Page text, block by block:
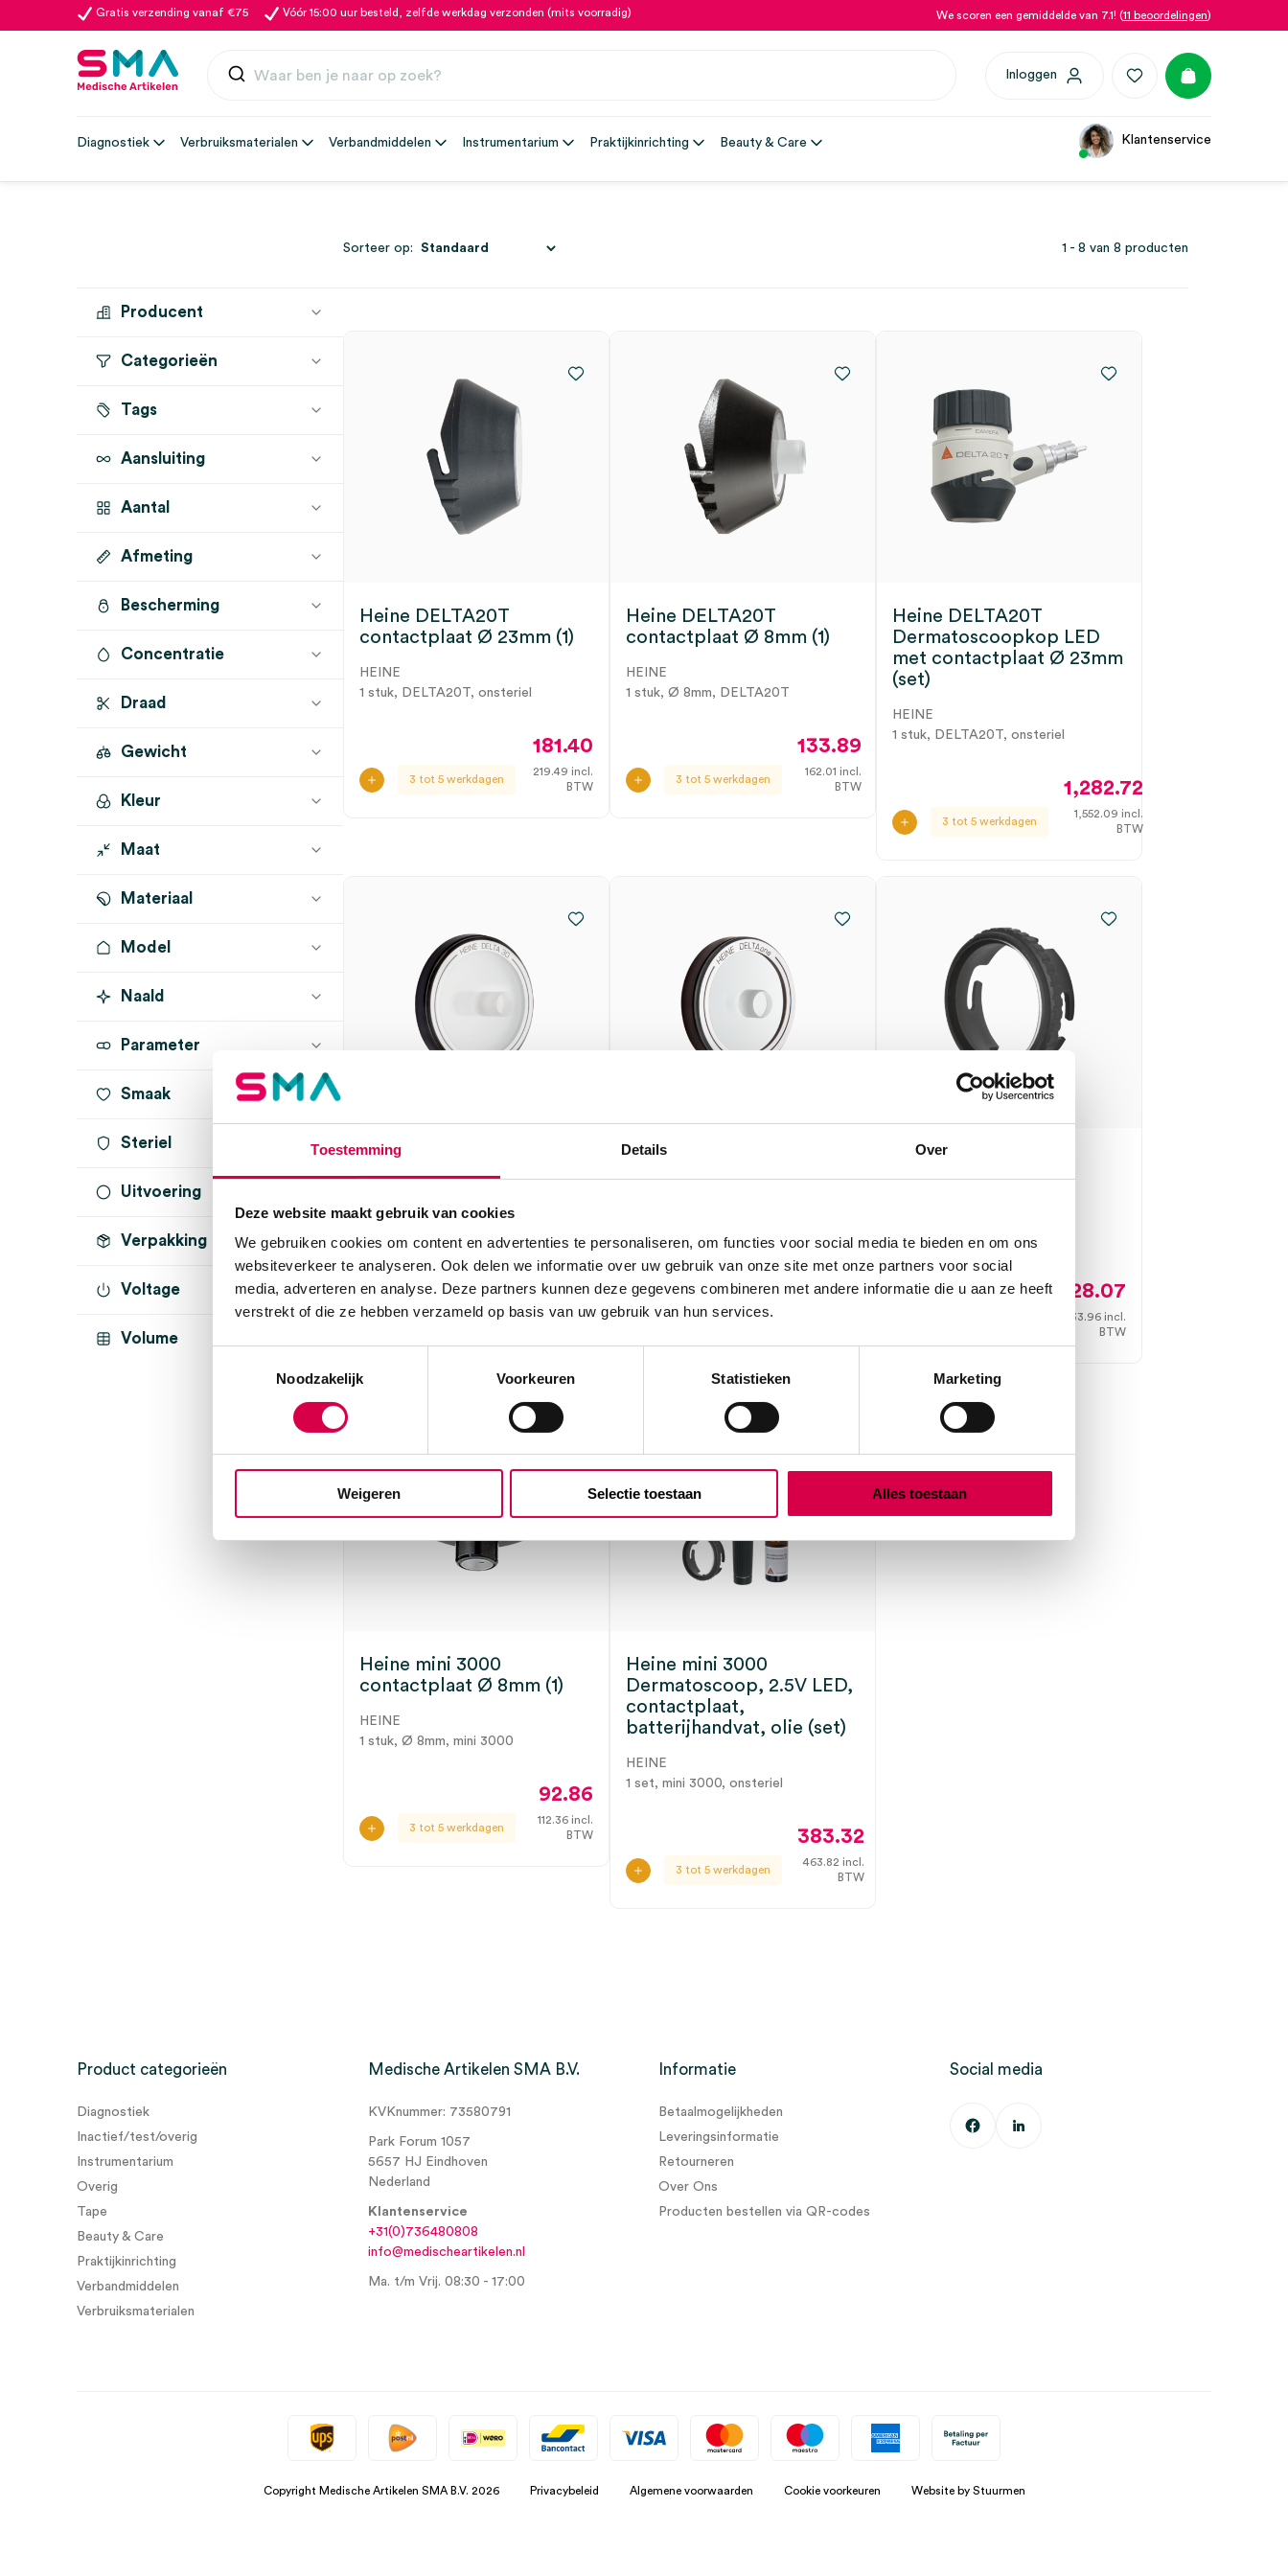
Toestemming Details Over
Deze website maakt gebruik van cookies
We gebruiken cookies om content en advertenties te personaliseren, om functies voor social media te bieden en om ons
websiteverkeer te analyseren. Ook delen we informatie over uw gebruik van onze site met onze partners voor social
media, adverteren en analyse. Deze partners kunnen deze gegevens combineren met andere informatie die u aan ze heeft
verstrekt of die ze hebben verzameld op basis van uw gebruik van hun services.
Noodzakelijk
Voorkeuren Statistieken Marketing
Weigeren Selectie toestaan Alles toestaan
Gratis verzending vanaf €75 Vóór 15:00 uur besteld, zelfde werkdag verzonden (mits voorradig) We scoren een gemiddelde van 7.1! (11 beoordelingen)
Inloggen
Diagnostiek Verbruiksmaterialen Verbandmiddelen Instrumentarium Praktijkinrichting Beauty & Care Klantenservice
Producent
HEINE (8)
Categorieën
Dermatoscopen
Tags
Aansluiting
Aantal
1 stuk (7)
Afmeting
Ø 8mm (2)
Bescherming
Concentratie
Draad
Gewicht
Kleur
Maat
Materiaal
Model
DELTA20T
DELTAone (1)
Naald
Parameter
Smaak
Steriel
onsteriel (8)
Uitvoering
contactplaat zonder
2.5V LED (1)
batterij (1)
Verpakking
Voltage
Volume
1 - 8 van 8 producten
Sorteer op:
Heine DELTA20T
contactplaat Ø 23mm (1)
HEINE
1 stuk, DELTA20T, onsteriel
3 tot 5 werkdagen
181.40
219.49 incl.
BTW
Heine DELTA20T
contactplaat Ø 8mm (1)
HEINE
1 stuk, Ø 8mm, DELTA20T
3 tot 5 werkdagen
133.89
162.01 incl.
BTW
Heine DELTA20T
Dermatoscoopkop LED
met contactplaat Ø 23mm
(set)
HEINE
1 stuk, DELTA20T, onsteriel
3 tot 5 werkdagen
1,282.72
1,552.09 incl.
BTW
Heine DELTA30 kleine
contactplaat (1)
HEINE
1 stuk, DELTA30, onsteriel
171.69
207.74
contactplaat (1)
1 stuk, DELTAone, onsteriel
171.69
contactplaat (1)
1 stuk, mini 3000, onsteriel
28.07
33.96 incl.
BTW
Heine mini 3000
contactplaat Ø 8mm (1)
HEINE
1 stuk, Ø 8mm, mini 3000
3 tot 5 werkdagen
92.86
112.36 incl.
BTW
Heine mini 3000
Dermatoscoop, 2.5V LED,
contactplaat,
batterijhandvat, olie (set)
HEINE
1 set, mini 3000, onsteriel
3 tot 5 werkdagen
383.32
463.82 incl.
BTW
Product categorieën
Diagnostiek
Inactief/test/overig
Instrumentarium
Overig
Tape
Beauty & Care
Praktijkinrichting
Verbandmiddelen
Verbruiksmaterialen
Medische Artikelen SMA B.V.
KVKnummer: 73580791
Park Forum 1057
5657 HJ Eindhoven
Nederland
Klantenservice
+31(0)736480808
info@medischeartikelen.nl
Ma. t/m Vrij. 08:30 - 17:00
Informatie
Betaalmogelijkheden
Leveringsinformatie
Retourneren
Over Ons
Producten bestellen via QR-codes
Social media
Copyright Medische Artikelen SMA B.V. 2026 Privacybeleid Algemene voorwaarden Cookie voorkeuren Website by Stuurmen